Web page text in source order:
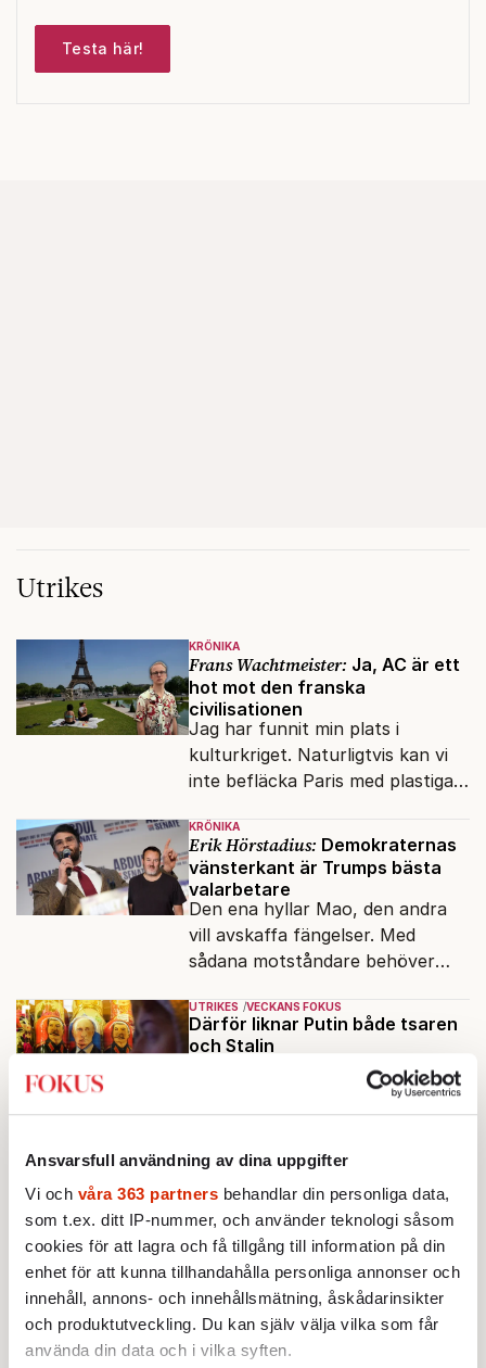
Ansvarsfull användning av dina uppgifter
Vi och våra 363 partners behandlar din personliga data,
som t.ex. ditt IP-nummer, och använder teknologi såsom
cookies för att lagra och få tillgång till information på din
enhet för att kunna tillhandahålla personliga annonser och
innehåll, annons- och innehållsmätning, åskådarinsikter
och produktutveckling. Du kan själv välja vilka som får
använda din data och i vilka syften.
Testa här!
Utrikes
KRÖNIKA
Frans Wachtmeister: Ja, AC är ett
hot mot den franska
civilisationen
Jag har funnit min plats i
kulturkriget. Naturligtvis kan vi
inte befläcka Paris med plastiga
KRÖNIKA
Erik Hörstadius: Demokraternas
vänsterkant är Trumps bästa
valarbetare
Den ena hyllar Mao, den andra
vill avskaffa fängelser. Med
sådana motståndare behöver
vänner.
UTRIKES VECKANS FOKUS
Därför liknar Putin både tsaren
och Stalin
Dagens Ryssland reser
motsägelsefullt förflutet. Hur
hela samhället – utan att rubba
den ryska statsidén?
Går Storbritannien att rädda?
För 150 år sedan var de jordens
rikaste land. Nu ärver den sjunde
regeringen på tio år ett land i
politiskt och ekonomiskt kaos.
Av: Lotta Dinkelspiel
KRÖNIKA
Johan Hakelius: